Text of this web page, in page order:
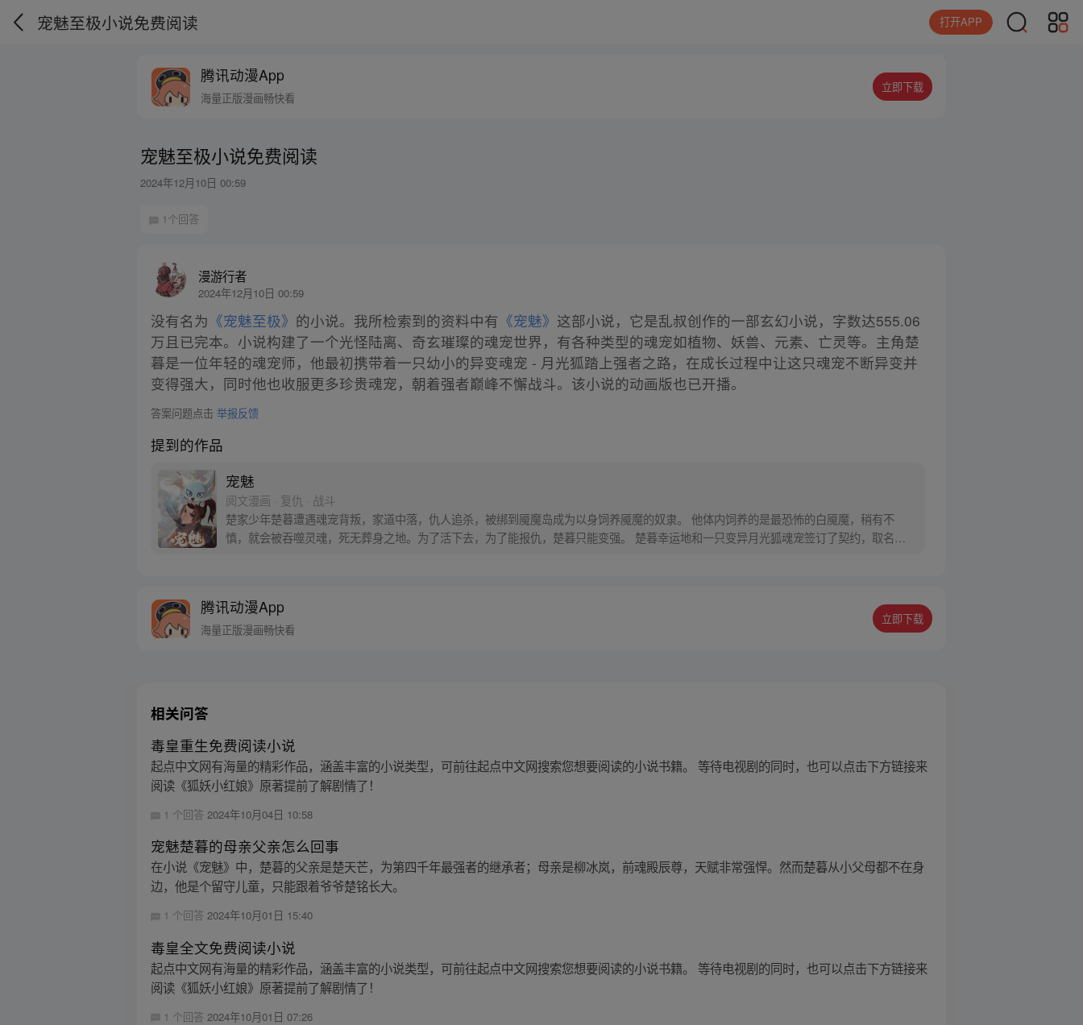
宠魅至极小说免费阅读 打开APP
腾讯动漫App
海量正版漫画畅快看
立即下载
宠魅至极小说免费阅读
2024年12月10日 00:59
1个回答
漫游行者
2024年12月10日 00:59
没有名为 《宠魅至极》 的小说。我所检索到的资料中有 《宠魅》 这部小说，它是乱叔创作的一部玄幻小说，字数达555.06
万且已完本。小说构建了一个光怪陆离、奇玄璀璨的魂宠世界，有各种类型的魂宠如植物、妖兽、元素、亡灵等。主角楚
暮是一位年轻的魂宠师，他最初携带着一只幼小的异变魂宠 - 月光狐踏上强者之路，在成长过程中让这只魂宠不断异变并
变得强大，同时他也收服更多珍贵魂宠，朝着强者巅峰不懈战斗。该小说的动画版也已开播。
答案问题点击举报反馈
提到的作品
宠魅
阅文漫画 · 复仇 · 战斗
楚家少年楚暮遭遇魂宠背叛，家道中落，仇人追杀，被绑到魇魔岛成为以身饲养魇魔的奴隶。 他体内饲养的是最恐怖的白魇魔，稍有不
慎，就会被吞噬灵魂，死无葬身之地。为了活下去，为了能报仇，楚暮只能变强。 楚暮幸运地和一只变异月光狐魂宠签订了契约，取名莫
腾讯动漫App
海量正版漫画畅快看
立即下载
相关问答
毒皇重生免费阅读小说
起点中文网有海量的精彩作品，涵盖丰富的小说类型，可前往起点中文网搜索您想要阅读的小说书籍。 等待电视剧的同时，也可以点击下方链接来
阅读《狐妖小红娘》原著提前了解剧情了！
1 个回答2024年10月04日 10:58
宠魅楚暮的母亲父亲怎么回事
在小说《宠魅》中，楚暮的父亲是楚天芒，为第四千年最强者的继承者；母亲是柳冰岚，前魂殿辰尊，天赋非常强悍。然而楚暮从小父母都不在身
边，他是个留守儿童，只能跟着爷爷楚铭长大。
1 个回答2024年10月01日 15:40
毒皇全文免费阅读小说
起点中文网有海量的精彩作品，涵盖丰富的小说类型，可前往起点中文网搜索您想要阅读的小说书籍。 等待电视剧的同时，也可以点击下方链接来
阅读《狐妖小红娘》原著提前了解剧情了！
1 个回答 2024年10月01日 07:26